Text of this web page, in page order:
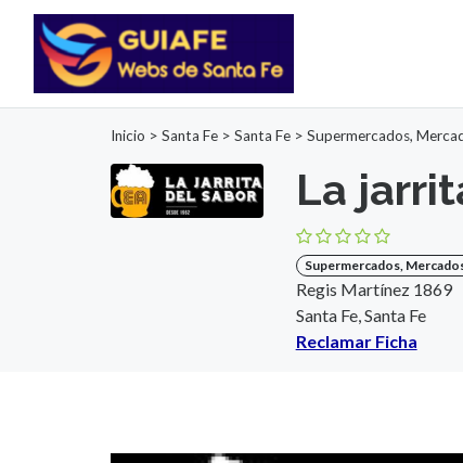
Inicio > Santa Fe > Santa Fe > Supermercados,
La
Supermercados,
Regis Martínez 1869
Santa Fe, Santa Fe
Reclamar Ficha